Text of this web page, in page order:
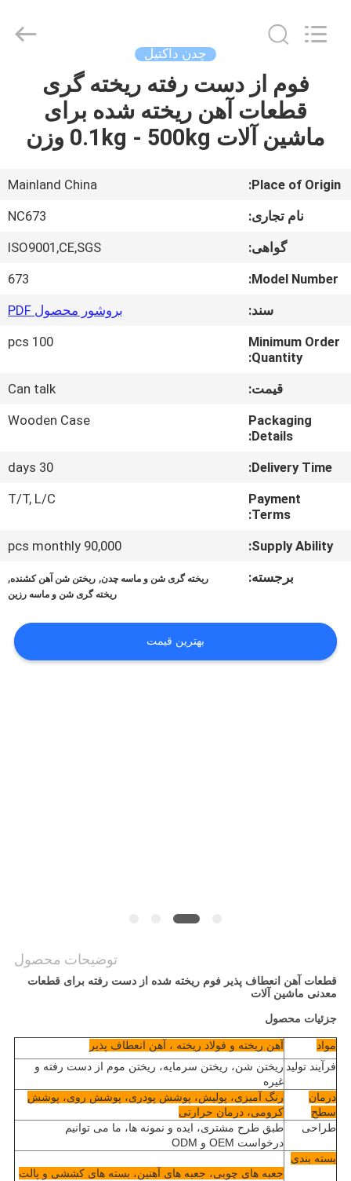
خونه
محصولات
ویدیو
کارخانه
کیفیت
بگیرید
درخواست
نقل قول
CO.,LTD.
چدن داکتیل
فوم از دست رفته ریخته گری
قطعات آهن ریخته شده برای
ماشین آلات 0.1kg - 500kg وزن
Place of Origin:
Mainland China
نام تجاری:
NC673
گواهی:
ISO9001,CE,SGS
Model Number:
673
سند:
بروشور محصول PDF
Minimum Order
Quantity:
100 pcs
قیمت:
Can talk
Packaging
Details:
Wooden Case
Delivery Time:
30 days
Payment
Terms:
T/T, L/C
Supply Ability:
90,000 pcs monthly
برجسته:
ریخته گری شن و ماسه چدن, ریختن شن آهن کشنده,
ریخته گری شن و ماسه رزین
بهترین قیمت
توضیحات محصول
قطعات آهن انعطاف پذیر فوم ریخته شده از دست رفته برای قطعات
معدنی ماشین آلات
جزئیات محصول
مواد
آهن ریخته و فولاد ریخته ، آهن انعطاف پذیر
فرآیند تولید ریختن شن، ریختن سرمایه، ریختن موم از دست رفته و
غیره
درمان
سطح
رنگ آمیزی، پولیش، پوشش پودری، پوشش روی، پوشش
کرومی، درمان حرارتی
طراحی
طبق طرح مشتری، ایده و نمونه ها، ما می توانیم
درخواست OEM و ODM
بسته بندی
جعبه های چوبی، جعبه های آهنین، بسته های کششی و پالت